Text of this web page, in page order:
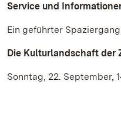
Service und
Ein geführter
Die Kulturlandschaft der
Sonntag, 22. September,